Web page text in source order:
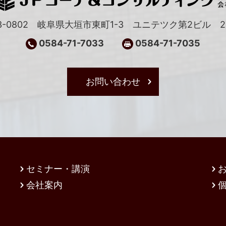
0802 岐阜県大垣市東町1-3 ユニテツク第2ビル
0584-71-7033
0584-71-7035
お問い合わせ
セミナー・講演
会社案内